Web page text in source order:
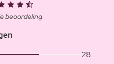
beoordeling
28